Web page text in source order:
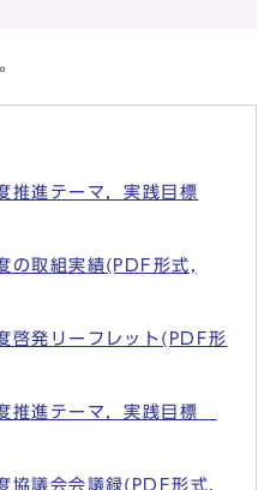
推進テーマ，実践目標
の取組実績(PDF形式,
啓発リーフレット(PDF形
推進テーマ，実践目標
協議会会議録(PDF形式,